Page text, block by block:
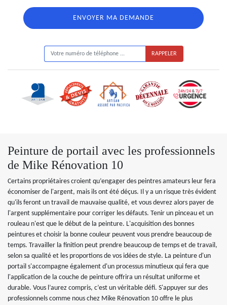
Peinture de portail avec les professionnels
de Mike Rénovation 10
Certains propriétaires croient qu’engager des peintres amateurs leur fera
économiser de l'argent, mais ils ont été déçus. Il y a un risque très évident
qu'ils feront un travail de mauvaise qualité, et vous devrez alors payer de
l'argent supplémentaire pour corriger les défauts. Tenir un pinceau et un
rouleau n'est que le début de la peinture. L'acquisition des bonnes
peintures et choisir la bonne couleur peuvent vous prendre beaucoup de
temps. Travailler la finition peut prendre beaucoup de temps et de travail,
selon sa qualité et les proportions de vos idées de style. La peinture d'un
portail s'accompagne également d'un processus minutieux qui fera que
l'application de la couche de peinture offrira un résultat uniforme et
durable. Vous l’aurez compris, c’est un véritable défi. S'appuyer sur des
professionnels comme nous chez Mike Rénovation 10 offre le plus